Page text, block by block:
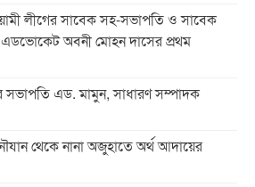
লীগের সাবেক সহ-সভাপতি ও সাবেক
এডভোকেট অবনী মোহন দাসের প্রথম
সভাপতি এড. মামুন, সাধারণ সম্পাদক
থেকে নানা অজুহাতে অর্থ আদায়ের